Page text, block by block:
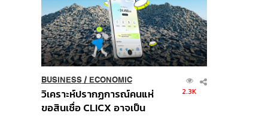
BUSINESS/ ECONOMIC
วิเคราะห์ปรากฏการณ์คนแห่
ขอสินเชื่อ CLICX อาจเป็น
2.3K